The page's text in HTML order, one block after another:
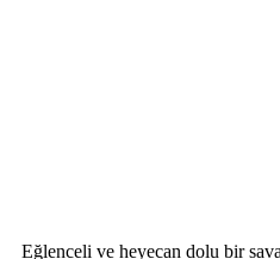
Eğlenceli ve heyecan dolu bir